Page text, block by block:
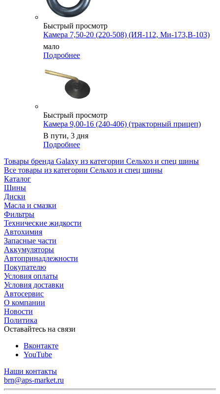
Быстрый просмотр
Камера 7,50-20 (220-508) (ИЯ-112, Ми-173,В-103)
мало
Подробнее
Быстрый просмотр
Камера 9,00-16 (240-406) (тракторный прицеп)
В пути, 3 дня
Подробнее
Товары бренда Galaxy из категории Сельхоз и спец шины
Все товары из категории Сельхоз и спец шины
Каталог
Шины
Диски
Масла и смазки
Фильтры
Технические жидкости
Автохимия
Запасные части
Аккумуляторы
Автопринадлежности
Покупателю
Условия оплаты
Условия доставки
Автосервис
О компании
Новости
Политика
Оставайтесь на связи
Вконтакте
YouTube
Наши контакты
brn@aps-market.ru